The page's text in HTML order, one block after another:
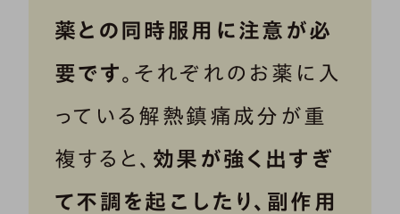
薬との同時服用に注意が必
要です。それぞれのお薬に入
っている解熱鎮痛成分が重
複すると、 効果が強く出すぎ
て不調を起こしたり、副作用